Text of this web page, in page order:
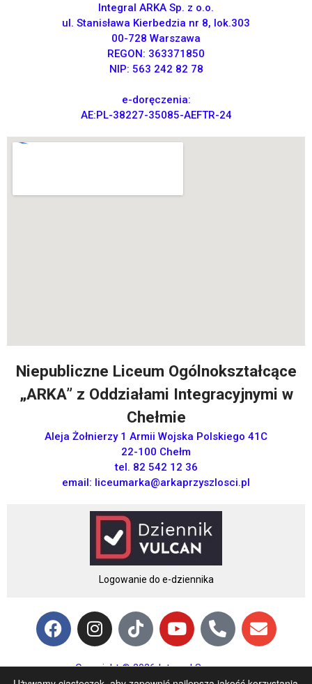
Integral ARKA Sp. z o.o.
ul. Stanisława Kierbedzia nr 8, lok.303
00-728 Warszawa
REGON: 363371850
NIP: 563 242 82 78
e-doręczenia:
AE:PL-38227-35085-AEFTR-24
Niepubliczne Liceum Ogólnokształcące
„ARKA” z Oddziałami Integracyjnymi w
Chełmie
Aleja Żołnierzy 1 Armii Wojska Polskiego 41C
22-100 Chełm
tel. 82 542 12 36
email: liceumarka@arkaprzyszlosci.pl
Logowanie do e-dziennika
Copyright © 2026 Integral Sp. z o.o.